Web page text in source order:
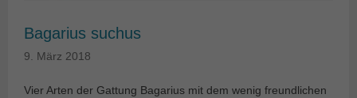
Bagarius suchus
9. März 2018
Vier Arten der Gattung Bagarius mit dem wenig freundlichen